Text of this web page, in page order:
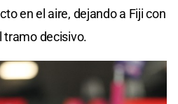
en el aire, dejando a Fiji con
tramo decisivo.